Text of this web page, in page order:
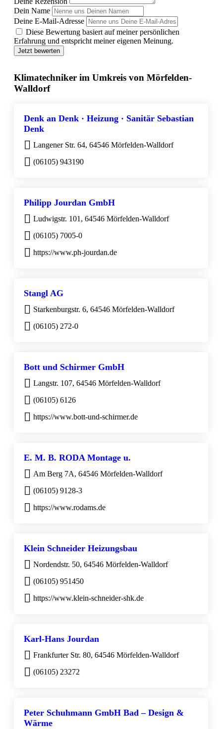
Dein Name
Deine E-Mail-Adresse
Diese Bewertung basiert auf meiner persönlichen
Erfahrung und entspricht meiner eigenen Meinung.
Jetzt bewerten
Klimatechniker im Umkreis von Mörfelden-
Walldorf
Denk an Denk · Heizung · Sanitär Sebastian
Denk
Langener Str. 64, 64546 Mörfelden-Walldorf
(06105) 943190
Philipp Jourdan GmbH
Ludwigstr. 101, 64546 Mörfelden-Walldorf
(06105) 7005-0
https://www.ph-jourdan.de
Stangl AG
Starkenburgstr. 6, 64546 Mörfelden-Walldorf
(06105) 272-0
Bott und Schirmer GmbH
Langstr. 107, 64546 Mörfelden-Walldorf
(06105) 6126
https://www.bott-und-schirmer.de
E. M. B. RODA Montage u.
Am Berg 7A, 64546 Mörfelden-Walldorf
(06105) 9128-3
https://www.rodams.de
Klein Schneider Heizungsbau
Nordendstr. 50, 64546 Mörfelden-Walldorf
(06105) 951450
https://www.klein-schneider-shk.de
Karl-Hans Jourdan
Frankfurter Str. 80, 64546 Mörfelden-Walldorf
(06105) 23272
Peter Schuhmann GmbH Bad – Design &
Wärme